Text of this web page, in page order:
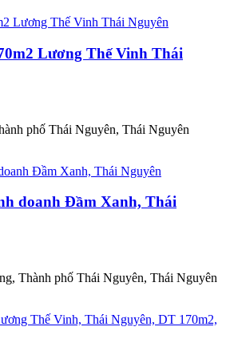
Lương Thế Vinh Thái
phố Thái Nguyên, Thái Nguyên
doanh Đầm Xanh, Thái
Thành phố Thái Nguyên, Thái Nguyên